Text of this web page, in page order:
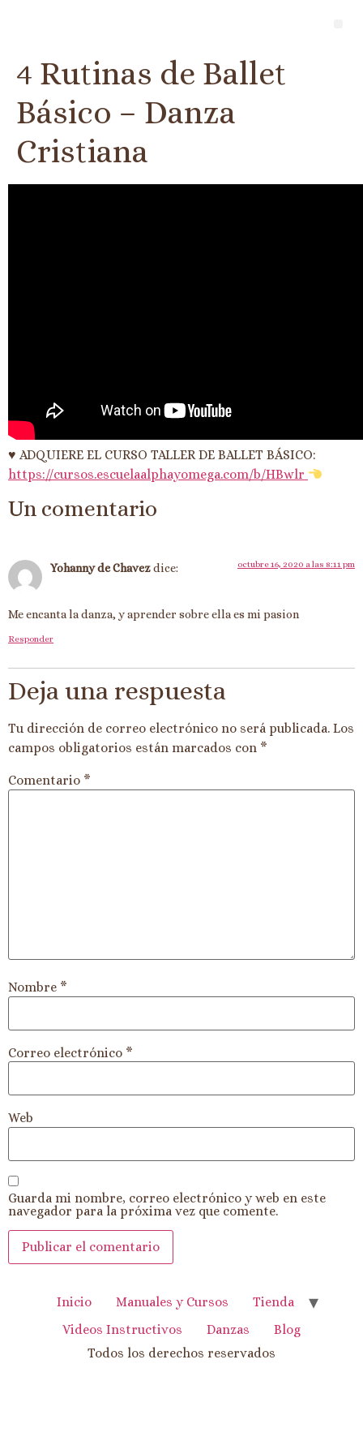
4 Rutinas de Ballet
Básico – Danza
Cristiana
♥ ADQUIERE EL CURSO TALLER DE BALLET BÁSICO:
https://cursos.escuelaalphayomega.com/b/HBwlr
Un comentario
Yohanny de Chavezdice: octubre 16, 2020 a las 8:11 pm
Me encanta la danza, y aprender sobre ella es mi pasion
Responder
Deja una respuesta
Tu dirección de correo electrónico no será publicada. Los
campos obligatorios están marcados con *
Comentario *
Nombre *
Correo electrónico *
Web
Guarda mi nombre, correo electrónico y web en este
navegador para la próxima vez que comente.
Inicio Manuales y Cursos
Tienda
Videos Instructivos
Danzas
Blog
Todos los derechos reservados